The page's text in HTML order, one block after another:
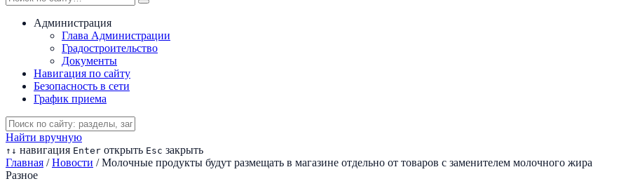
Администрация
Глава Администрации
Градостроительство
Документы
Навигация по сайту
Безопасность в сети
График приема
Найти вручную
↑ ↓ навигация Enter открыть Esc закрыть
Главная / Новости / Молочные продукты будут размещать в магазине отдельно от товаров с заменителем молочного жира
Разное